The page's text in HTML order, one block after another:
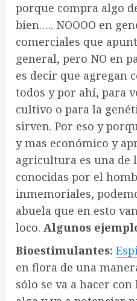
porque compra algo
bien….. NOOOO en
comerciales que
general, pero NO en
es decir que agregan
todos y por ahí, para
cultivo o para la
sirven. Por eso y
y mas económico y
agricultura es una de
conocidas por el
inmemoriales,
abuela que en esto
loco. Algunos
Bioestimulantes:
en flora de una
sólo se va a hacer